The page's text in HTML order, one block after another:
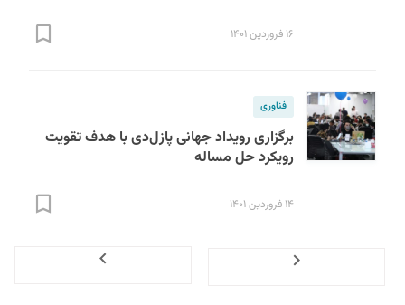
۱۶ فروردین ۱۴۰۱
فناوری
برگزاری رویداد جهانی پازل‌دی با هدف تقویت
رویکرد حل مساله
۱۴ فروردین ۱۴۰۱